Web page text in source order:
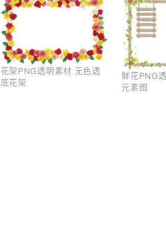
花架PNG透明素材 无色透
底花架
鲜花PNG
元素图